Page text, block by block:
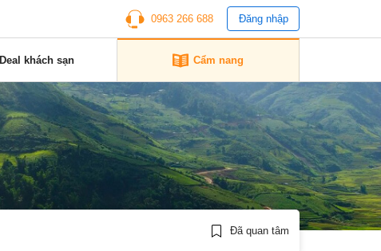
0963 266 688 Đăng nhập
Deal khách sạn Cẩm nang
Đã quan tâm